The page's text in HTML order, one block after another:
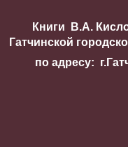
Книги В.А.
Гатчинской
по адресу: